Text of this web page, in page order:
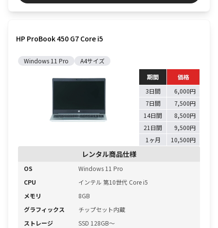
HP ProBook 450 G7 Core i5
Windows 11 Pro
A4サイズ
期間
価格
3日間
6,000円
7日間
7,500円
14日間
8,500円
21日間
9,500円
1ヶ月
10,500円
レンタル商品仕様
OS
Windows 11 Pro
CPU
インテル 第10世代 Core i5
メモリ
8GB
グラフィックス
チップセット内蔵
ストレージ
SSD 128GB〜